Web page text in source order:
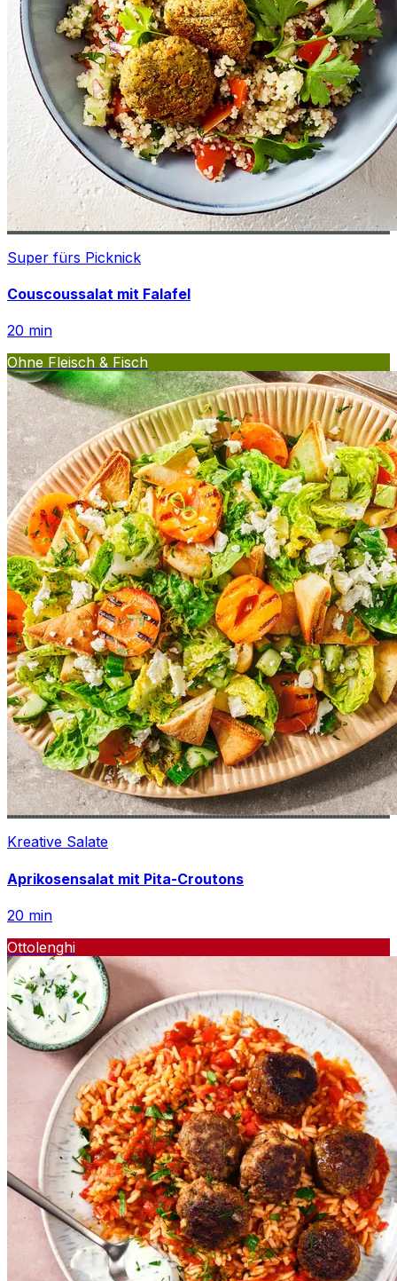
Super fürs Picknick
Couscoussalat mit Falafel
20 min
Ohne Fleisch & Fisch
Kreative Salate
Aprikosensalat mit Pita-Croutons
20 min
Ottolenghi